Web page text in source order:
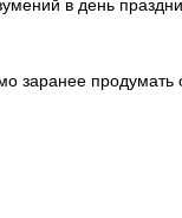
заранее продумать